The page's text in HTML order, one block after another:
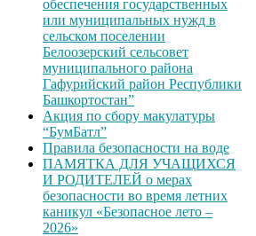
обеспечения государственных
или муниципальных нужд в
сельском поселении
Белоозерский сельсовет
муниципального района
Гафурийский район Республики
Башкортостан”
Акция по сбору макулатуры
“БумБатл”
Правила безопасности на воде
ПАМЯТКА ДЛЯ УЧАЩИХСЯ
И РОДИТЕЛЕЙ о мерах
безопасности во время летних
каникул «Безопасное лето –
2026»